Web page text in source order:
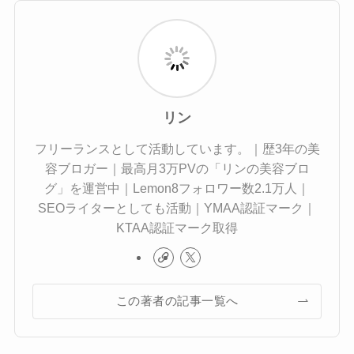
リン
フリーランスとして活動しています。｜歴3年の美
容ブロガー｜最高月3万PVの「リンの美容ブロ
グ」を運営中｜Lemon8フォロワー数2.1万人｜
SEOライターとしても活動｜YMAA認証マーク｜
KTAA認証マーク取得
この著者の記事一覧へ